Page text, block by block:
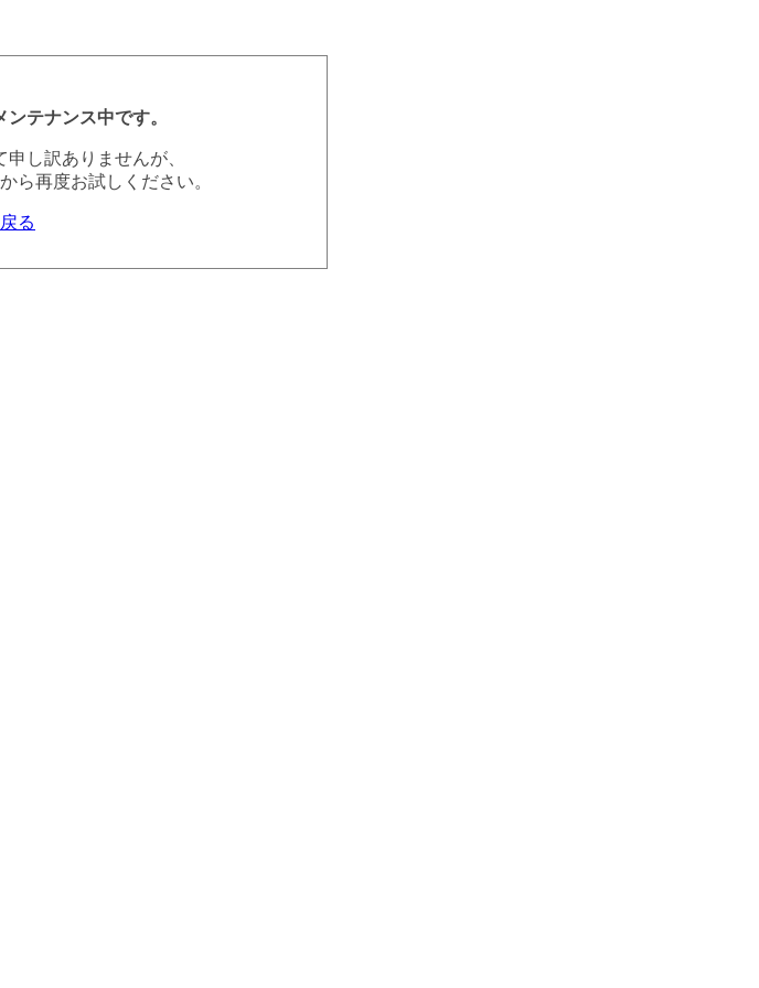
テナンス中です。
し訳ありませんが、
ら再度お試しください。
戻る